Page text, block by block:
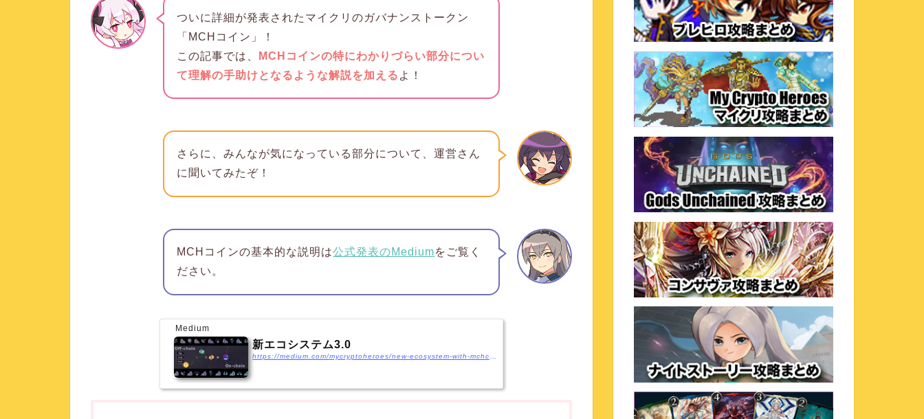
ついに詳細が発表された マイクリのガバナンストークン
「MCHコイン」
！
この記事では、
MCHコインの特にわかりづらい部分につい
て理解の手助けとなるような解説を加える よ！
さらに、みんなが気になっている部分について、運営さん
に聞いてみたぞ！
MCHコインの基本的な説明は公式発表のMediumをご覧く
ださい。
Medium
新エコシステム3.0